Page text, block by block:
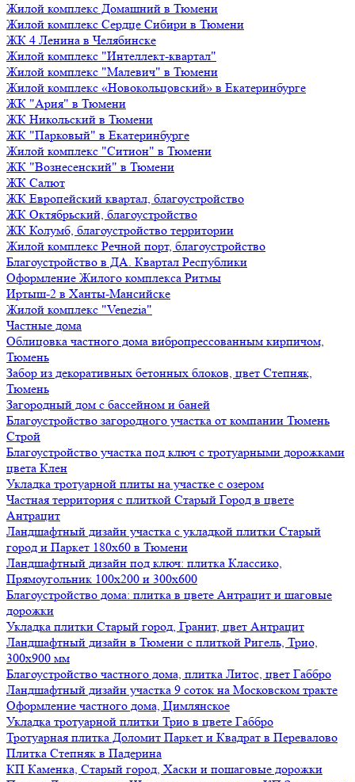
Жилой комплекс Домашний в Тюмени
Жилой комплекс Сердце Сибири в Тюмени
ЖК 4 Ленина в Челябинске
Жилой комплекс "Интеллект-квартал"
Жилой комплекс "Малевич" в Тюмени
Жилой комплекс «Новокольцовский» в Екатеринбурге
ЖК "Ария" в Тюмени
ЖК Никольский в Тюмени
ЖК "Парковый" в Екатеринбурге
Жилой комплекс "Ситион" в Тюмени
ЖК "Вознесенский" в Тюмени
ЖК Салют
ЖК Европейский квартал, благоустройство
ЖК Октябрьский, благоустройство
ЖК Колумб, благоустройство территории
Жилой комплекс Речной порт, благоустройство
Благоустройство в ДА. Квартал Республики
Оформление Жилого комплекса Ритмы
Иртыш-2 в Ханты-Мансийске
Жилой комплекс "Venezia"
Частные дома
Облицовка частного дома вибропрессованным кирпичом,
Тюмень
Забор из декоративных бетонных блоков, цвет Степняк,
Тюмень
Загородный дом с бассейном и баней
Благоустройство загородного участка от компании Тюмень
Строй
Благоустройство участка под ключ с тротуарными дорожками
цвета Клен
Укладка тротуарной плиты на участке с озером
Частная территория с плиткой Старый Город в цвете
Антрацит
Ландшафтный дизайн участка с укладкой плитки Старый
город и Паркет 180х60 в Тюмени
Ландшафтный дизайн под ключ: плитка Классико,
Прямоугольник 100х200 и 300х600
Благоустройство дома: плитка в цвете Антрацит и шаговые
дорожки
Укладка плитки Старый город, Гранит, цвет Антрацит
Ландшафтный дизайн в Тюмени с плиткой Ригель, Трио,
300х900 мм
Благоустройство частного дома, плитка Литос, цвет Габбро
Ландшафтный дизайн участка 9 соток на Московском тракте
Оформление частного дома, Цимлянское
Укладка тротуарной плитки Трио в цвете Габбро
Тротуарная плитка Доломит Паркет и Квадрат в Перевалово
Плитка Степняк в Падерина
КП Каменка, Старый город, Хаски и пошаговые дорожки